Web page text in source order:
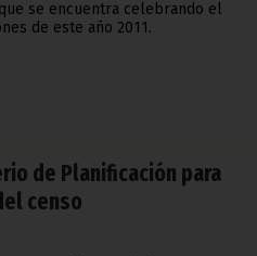
se encuentra celebrando el
de este año 2011.
de Planificación para
censo